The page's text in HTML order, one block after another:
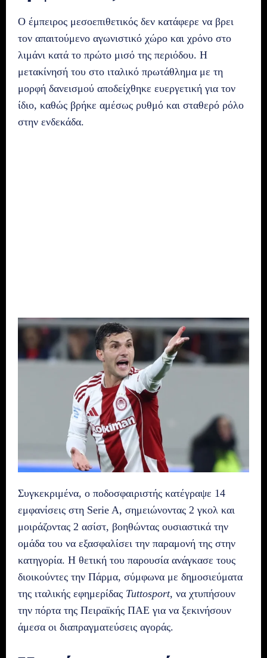
Ο έμπειρος μεσοεπιθετικός δεν κατάφερε να βρει
τον απαιτούμενο αγωνιστικό χώρο και χρόνο στο
λιμάνι κατά το πρώτο μισό της περιόδου. Η
μετακίνησή του στο ιταλικό πρωτάθλημα με τη
μορφή δανεισμού αποδείχθηκε ευεργετική για τον
ίδιο, καθώς βρήκε αμέσως ρυθμό και σταθερό ρόλο
στην ενδεκάδα.
Συγκεκριμένα, ο ποδοσφαιριστής κατέγραψε 14
εμφανίσεις στη Serie A, σημειώνοντας 2 γκολ και
μοιράζοντας 2 ασίστ, βοηθώντας ουσιαστικά την
ομάδα του να εξασφαλίσει την παραμονή της στην
κατηγορία. Η θετική του παρουσία ανάγκασε τους
διοικούντες την Πάρμα, σύμφωνα με δημοσιεύματα
της ιταλικής εφημερίδας Tuttosport, να χτυπήσουν
την πόρτα της Πειραϊκής ΠΑΕ για να ξεκινήσουν
άμεσα οι διαπραγματεύσεις αγοράς.